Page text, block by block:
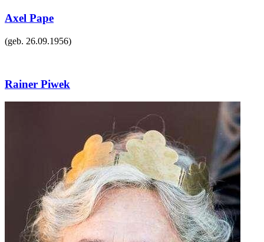
Axel Pape
(geb. 26.09.1956)
Rainer Piwek